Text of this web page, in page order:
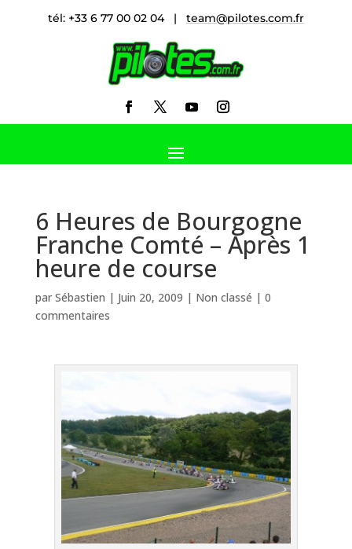
tél: +33 6 77 00 02 04 | team@pilotes.com.fr
6 Heures de Bourgogne
Franche Comté – Après 1
heure de course
par Sébastien | Juin 20, 2009 | Non classé | 0
commentaires